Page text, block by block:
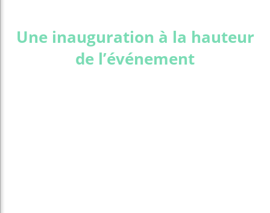
Une inauguration à la hauteur
de l’événement